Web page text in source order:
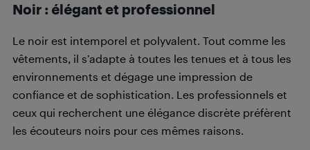
Noir : élégant et professionnel
Le noir est intemporel et polyvalent. Tout comme les
vêtements, il s’adapte à toutes les tenues et à tous les
environnements et dégage une impression de
confiance et de sophistication. Les professionnels et
ceux qui recherchent une élégance discrète préfèrent
les écouteurs noirs pour ces mêmes raisons.